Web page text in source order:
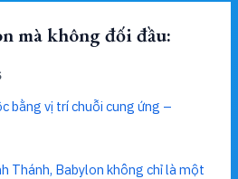
mà không đối đầu:
bằng vị trí chuỗi cung ứng –
Thánh, Babylon không chỉ là một